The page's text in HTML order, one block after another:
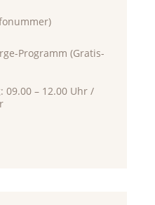
Programm (Gratis-
09.00 – 12.00 Uhr /